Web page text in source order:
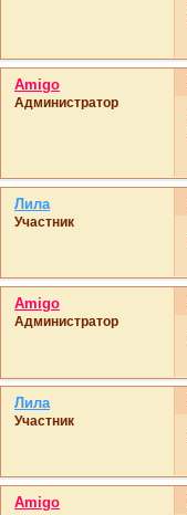
Amigo
Администратор
Лила
Участник
Amigo
Администратор
Лила
Участник
Amigo